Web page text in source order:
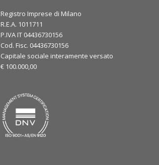
Registro Imprese di Milano
R.E.A. 1011711
P.IVA IT 04436730156
Cod. Fisc. 04436730156
Capitale sociale interamente versato
€ 100.000,00